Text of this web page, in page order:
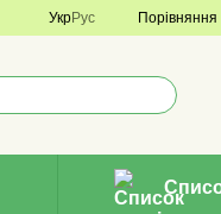
УкрРус Порівняння